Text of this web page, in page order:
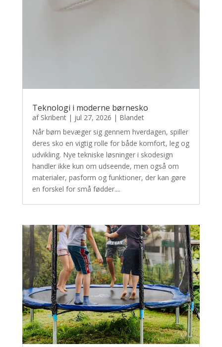
Teknologi i moderne børnesko
af Skribent| jul 27, 2026 | Blandet
Når børn bevæger sig gennem hverdagen, spiller
deres sko en vigtig rolle for både komfort, leg og
udvikling. Nye tekniske løsninger i skodesign
handler ikke kun om udseende, men også om
materialer, pasform og funktioner, der kan gøre
en forskel for små fødder....